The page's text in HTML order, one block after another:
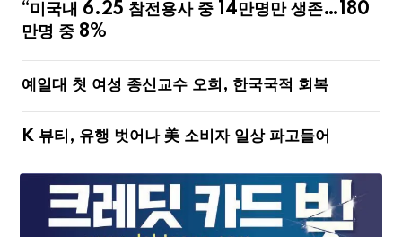
“미국내 6.25 참전용사 중 14만명만 생존…180
만명 중 8%
예일대 첫 여성 종신교수 오희, 한국국적 회복
K 뷰티, 유행 벗어나 美 소비자 일상 파고들어